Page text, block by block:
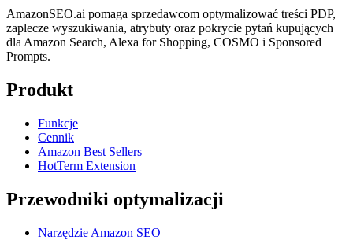
AmazonSEO.ai pomaga sprzedawcom optymalizować treści PDP,
zaplecze wyszukiwania, atrybuty oraz pokrycie pytań kupujących
dla Amazon Search, Alexa for Shopping, COSMO i Sponsored
Prompts.
Produkt
Funkcje
Cennik
Amazon Best Sellers
HotTerm Extension
Przewodniki optymalizacji
Narzędzie Amazon SEO